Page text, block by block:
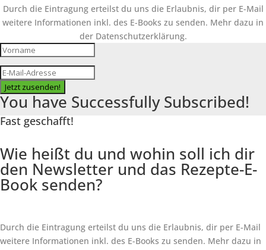
Durch die Eintragung erteilst du uns die Erlaubnis, dir per E-Mail
weitere Informationen inkl. des E-Books zu senden. Mehr dazu in
der Datenschutzerklärung.
Jetzt zusenden!
You have Successfully Subscribed!
Fast geschafft!
Wie heißt du und wohin soll ich dir
den Newsletter und das Rezepte-E-
Book senden?
Durch die Eintragung erteilst du uns die Erlaubnis, dir per E-Mail
weitere Informationen inkl. des E-Books zu senden. Mehr dazu in